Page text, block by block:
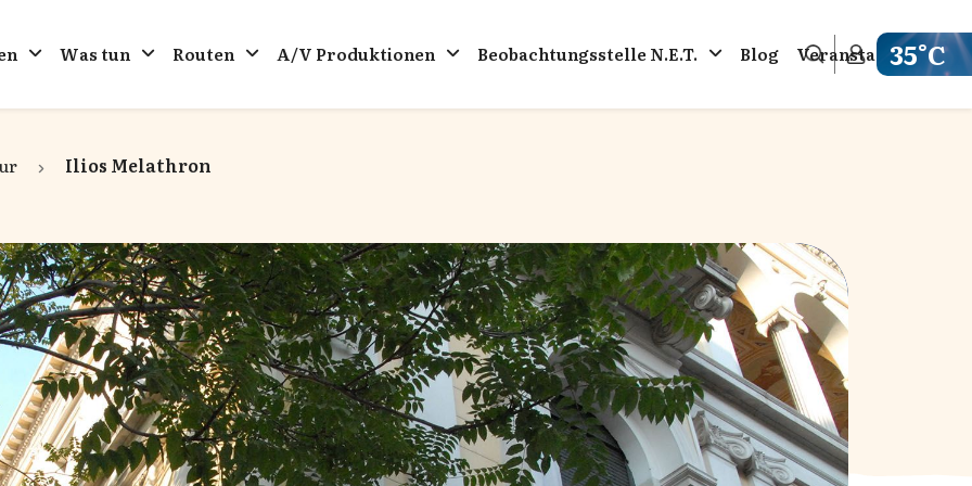
Was tun Routen A/V Produktionen Beobachtungsstelle N.E.T. Blog Veranstaltungen
35°C
Get
Ilios Melathron